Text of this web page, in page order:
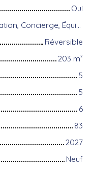
Oui
Accès handicapés, Climatisation, Concierge, Équipements domotiques, Fibre optique, Gardien, Porte blindée, Système d'alarme, Visiophone
Réversible
203 m²
5
5
6
83
2027
Neuf